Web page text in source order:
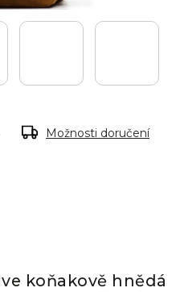
Možnosti doručení
koňakově hnědá